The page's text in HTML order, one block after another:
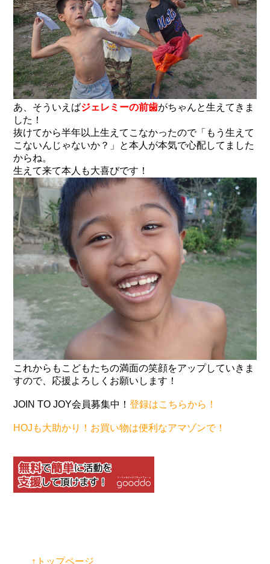
あ、そういえばジェレミーの前歯がちゃんと生えてきま
した！
抜けてから半年以上生えてこなかったので「もう生えて
こないんじゃないか？」と本人が本気で心配してました
からね。
生えて来て本人も大喜びです！
これからもこどもたちの満面の笑顔をアップしていきま
すので、応援よろしくお願いします！
JOIN TO JOY会員募集中！登録はこちらから！
HOJも大助かり！お買い物は便利なアマゾンで！
↑トップページ